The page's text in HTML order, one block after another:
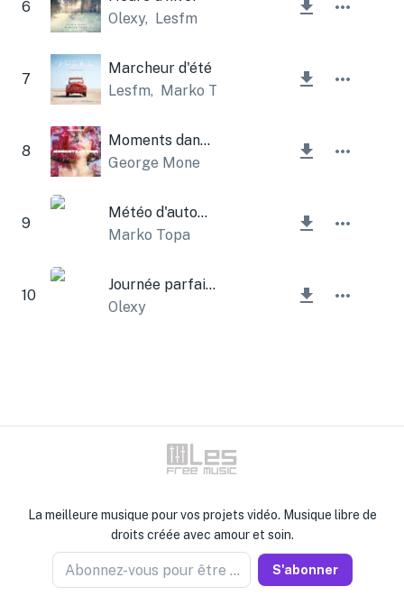
6
Olexy, Lesfm
7
Marcheur d'été
Lesfm, Marko Topa
8
Moments dans le temps
George Mone
9
Météo d'automne
Marko Topa
10
Journée parfaite
Olexy
La meilleure musique pour vos projets vidéo. Musique libre de
droits créée avec amour et soin.
Abonnez-vous pour être informé S'abonner